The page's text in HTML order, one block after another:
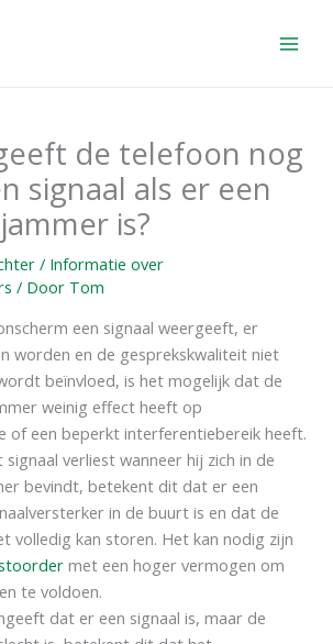
de telefoon nog
signaal als er een
is?
/ Informatie over
/ Door Tom
een signaal weergeeft, er
worden en de gesprekskwaliteit niet
beïnvloed, is het mogelijk dat de
weinig effect heeft op
of een beperkt interferentiebereik heeft.
verliest wanneer hij zich in de
bevindt, betekent dit dat er een
in de buurt is en dat de
volledig kan storen. Het kan nodig zijn
met een hoger vermogen om
te voldoen.
dat er een signaal is, maar de